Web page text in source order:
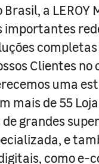
a LEROY
importantes
Clientes no
uma
mais de 55
grandes
e
como e-